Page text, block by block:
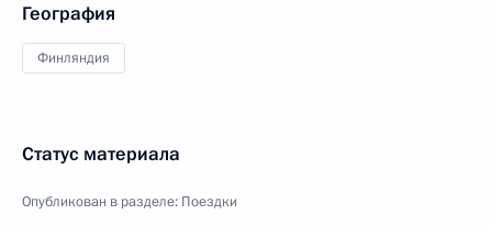
География
Финляндия
Статус материала
Опубликован в разделе: Поездки